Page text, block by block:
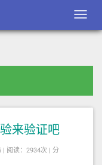
来验证吧
| 阅读：2934次 | 分